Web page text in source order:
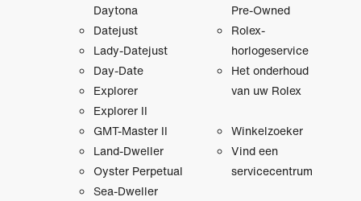
Daytona
Datejust
Lady-Datejust
Day-Date
Explorer
Explorer II
GMT-Master II
Land-Dweller
Oyster Perpetual
Sea-Dweller
Pre‑Owned
Rolex-
horlogeservice
Het onderhoud
van uw Rolex
Winkelzoeker
Vind een
servicecentrum